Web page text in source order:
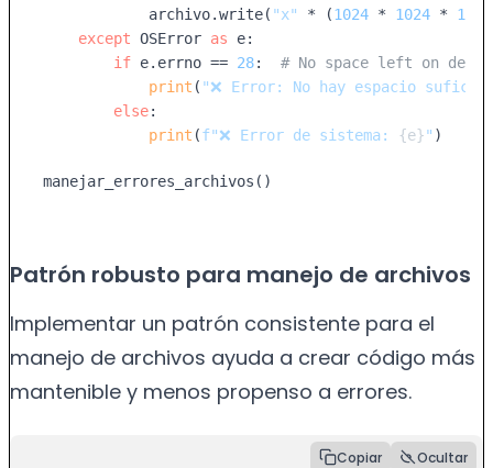
            archivo.write(
"x" * (1024 * 1024 * 1024
except OSError as e:
if e.errno == 28: # No space left on
print ( "❌ Error: No hay espacio
else:
print (f"❌ Error de sistema: {e}" )
manejar_errores_archivos()
Patrón robusto para manejo de archivos
Implementar un patrón consistente para el
manejo de archivos ayuda a crear código más
mantenible y menos propenso a errores.
Copiar Ocultar